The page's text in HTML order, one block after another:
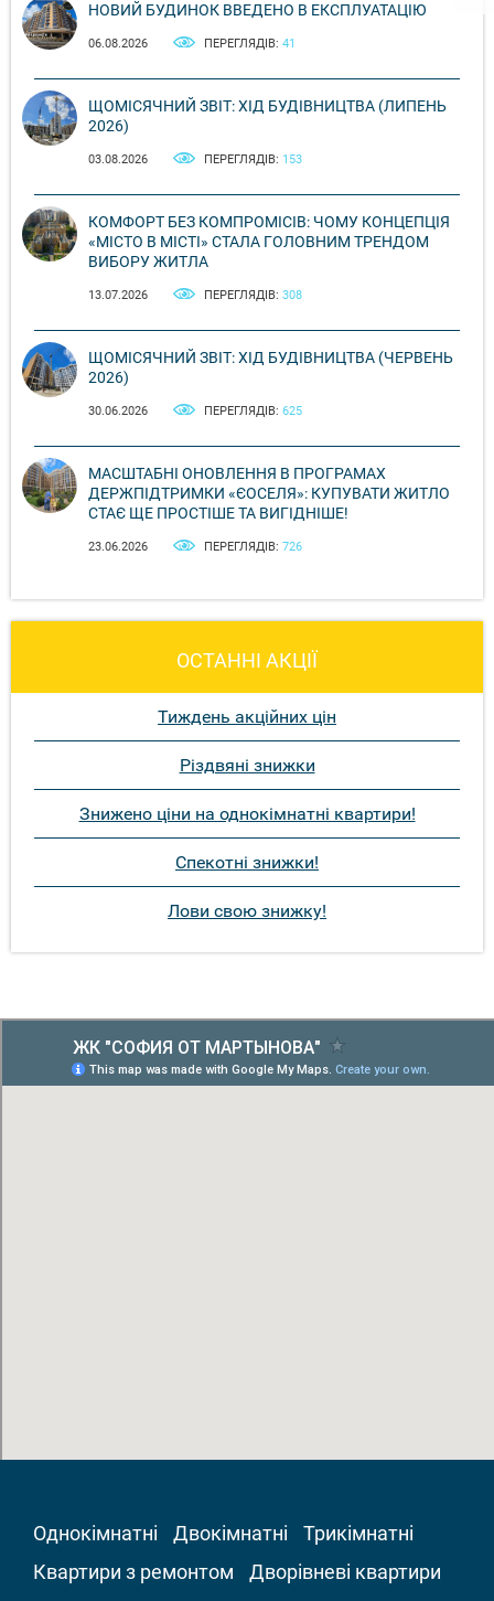
НОВИЙ БУДИНОК ВВЕДЕНО В ЕКСПЛУАТАЦІЮ
06.08.2026 ПЕРЕГЛЯДІВ: 41
ЩОМІСЯЧНИЙ ЗВІТ: ХІД БУДІВНИЦТВА (ЛИПЕНЬ
2026)
03.08.2026 ПЕРЕГЛЯДІВ: 153
КОМФОРТ БЕЗ КОМПРОМІСІВ: ЧОМУ КОНЦЕПЦІЯ
«МІСТО В МІСТІ» СТАЛА ГОЛОВНИМ ТРЕНДОМ
ВИБОРУ ЖИТЛА
13.07.2026 ПЕРЕГЛЯДІВ: 308
ЩОМІСЯЧНИЙ ЗВІТ: ХІД БУДІВНИЦТВА (ЧЕРВЕНЬ
2026)
30.06.2026 ПЕРЕГЛЯДІВ: 625
МАСШТАБНІ ОНОВЛЕННЯ В ПРОГРАМАХ
ДЕРЖПІДТРИМКИ «ЄОСЕЛЯ»: КУПУВАТИ ЖИТЛО
СТАЄ ЩЕ ПРОСТІШЕ ТА ВИГІДНІШЕ!
23.06.2026 ПЕРЕГЛЯДІВ: 726
ОСТАННІ АКЦІЇ
Тиждень акційних цін
Різдвяні знижки
Знижено ціни на однокімнатні квартири!
Спекотні знижки!
Лови свою знижку!
Однокімнатні Двокімнатні
Трикімнатні
Квартири з ремонтом
Дворівневі квартири